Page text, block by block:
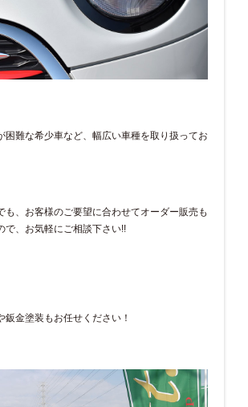
困難な希少車など、幅広い車種を取り扱ってお
も、お客様のご要望に合わせてオーダー販売も
で、お気軽にご相談下さい!!
鈑金塗装もお任せください！